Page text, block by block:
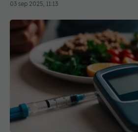
03 sep 2025, 11:13